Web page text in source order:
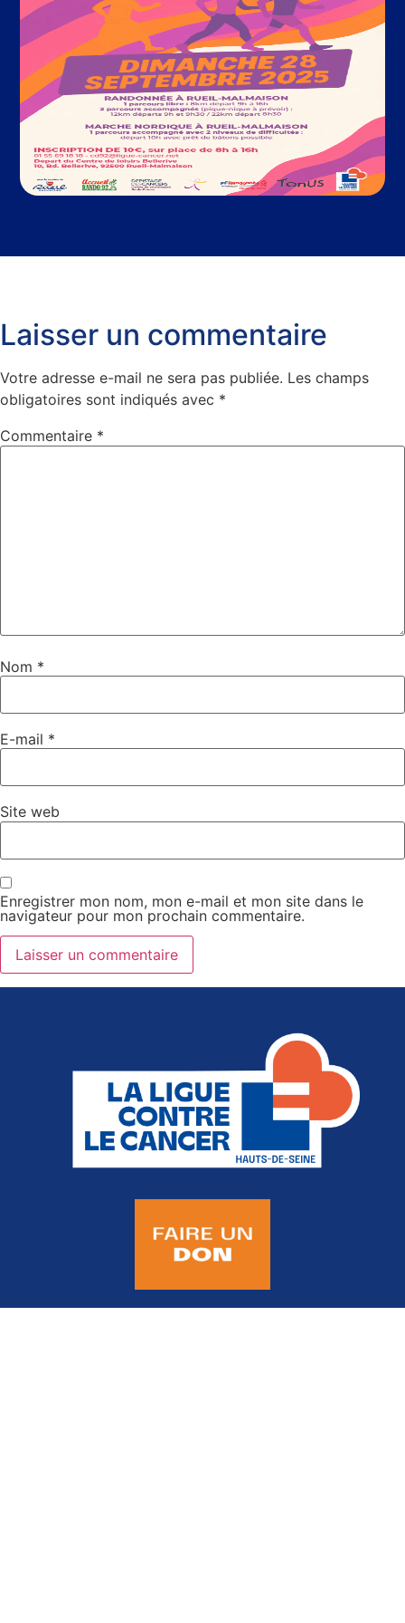
Laisser un commentaire
Votre adresse e-mail ne sera pas publiée. Les champs
obligatoires sont indiqués avec *
Commentaire *
Nom *
E-mail *
Site web
Enregistrer mon nom, mon e-mail et mon site dans le
navigateur pour mon prochain commentaire.